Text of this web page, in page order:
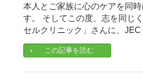
本人とご家族に心のケアを同
す。 そしてこの度、志を同じ
セルクリニック」さんに、JEC
この記事を読む